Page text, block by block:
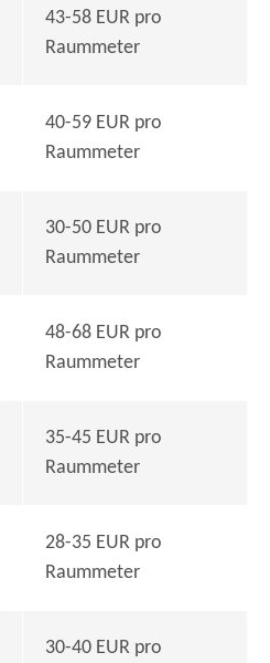
43-58 EUR pro
Raummeter
40-59 EUR pro
Raummeter
30-50 EUR pro
Raummeter
48-68 EUR pro
Raummeter
35-45 EUR pro
Raummeter
28-35 EUR pro
Raummeter
30-40 EUR pro